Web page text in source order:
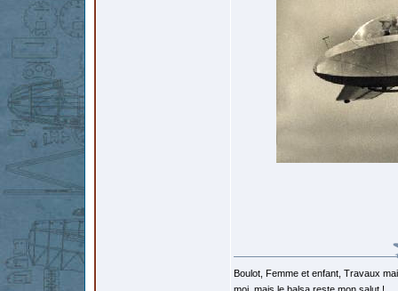
Boulot, Femme et enfant, Travaux